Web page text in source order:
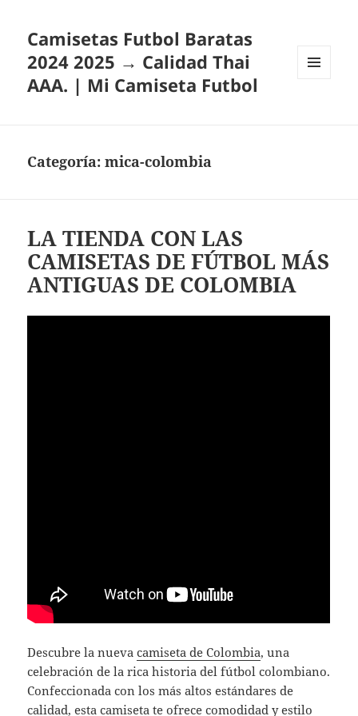
Camisetas Futbol Baratas
2024 2025 → Calidad Thai
AAA. | Mi Camiseta Futbol
Categoría:mica-colombia
LA TIENDA CON LAS
CAMISETAS DE FÚTBOL MÁS
ANTIGUAS DE COLOMBIA
Descubre la nuevacamiseta de Colombia, una
celebración de la rica historia del fútbol colombiano.
Confeccionada con los más altos estándares de
calidad, esta camiseta te ofrece comodidad y estilo